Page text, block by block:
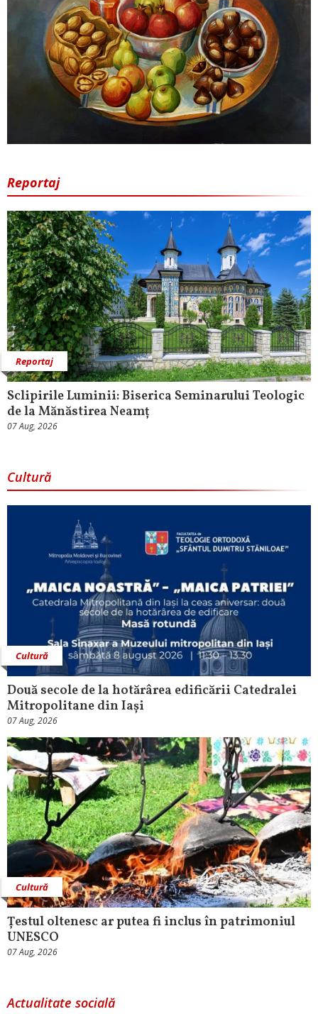
Reportaj
Reportaj
Sclipirile Luminii: Biserica Seminarului Teologic
de la Mănăstirea Neamț
07 Aug, 2026
Cultură
Cultură
Două secole de la hotărârea edificării Catedralei
Mitropolitane din Iași
07 Aug, 2026
Cultură
Țestul oltenesc ar putea fi inclus în patrimoniul
UNESCO
07 Aug, 2026
Actualitate socială